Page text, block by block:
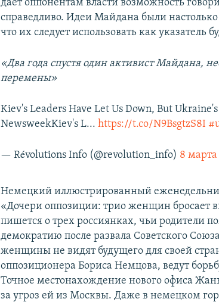
дает оппонентам власти возможность
справедливо. Идеи Майдана были
что их следует использовать как указатель
«Два года спустя один активист Майдана,
перемены»
Kiev's Leaders Have Let Us Down, But
NewsweekKiev's L...https://t.co/N9BsgtzS8I
— Révolutions Info (@revolution_info) 8 марта
Немецкий иллюстрированный
«Дочери оппозиции: трио женщин бросает
пишется о трех россиянках, чьи родители
демократию после развала Советского
женщины не видят будущего для своей
оппозиционера Бориса Немцова, ведут
Точное местонахождение нового офиса
за угроз ей из Москвы. Даже в немецком